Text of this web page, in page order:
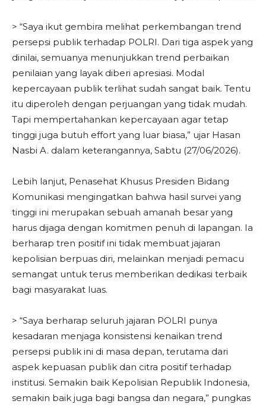
> “Saya ikut gembira melihat perkembangan trend
persepsi publik terhadap POLRI. Dari tiga aspek yang
dinilai, semuanya menunjukkan trend perbaikan
penilaian yang layak diberi apresiasi. Modal
kepercayaan publik terlihat sudah sangat baik. Tentu
itu diperoleh dengan perjuangan yang tidak mudah.
Tapi mempertahankan kepercayaan agar tetap
tinggi juga butuh effort yang luar biasa,” ujar Hasan
Nasbi A. dalam keterangannya, Sabtu (27/06/2026).
Lebih lanjut, Penasehat Khusus Presiden Bidang
Komunikasi mengingatkan bahwa hasil survei yang
tinggi ini merupakan sebuah amanah besar yang
harus dijaga dengan komitmen penuh di lapangan. Ia
berharap tren positif ini tidak membuat jajaran
kepolisian berpuas diri, melainkan menjadi pemacu
semangat untuk terus memberikan dedikasi terbaik
bagi masyarakat luas.
> “Saya berharap seluruh jajaran POLRI punya
kesadaran menjaga konsistensi kenaikan trend
persepsi publik ini di masa depan, terutama dari
aspek kepuasan publik dan citra positif terhadap
institusi. Semakin baik Kepolisian Republik Indonesia,
semakin baik juga bagi bangsa dan negara,” pungkas